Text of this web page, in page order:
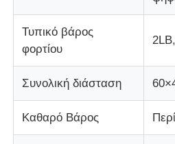
Τυπικό βάρος
φορτίου
Συνολική διάσταση
Καθαρό Βάρος